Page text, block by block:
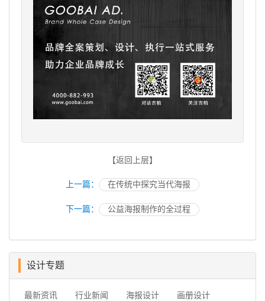
【返回上层】
上一篇： 在传统中探究当代海报
下一篇： 公益海报制作的全过程
设计专题
最新资讯 行业新闻 海报设计 画册设计